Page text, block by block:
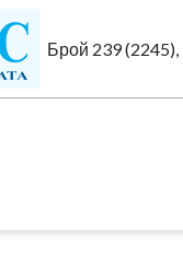
Брой 239